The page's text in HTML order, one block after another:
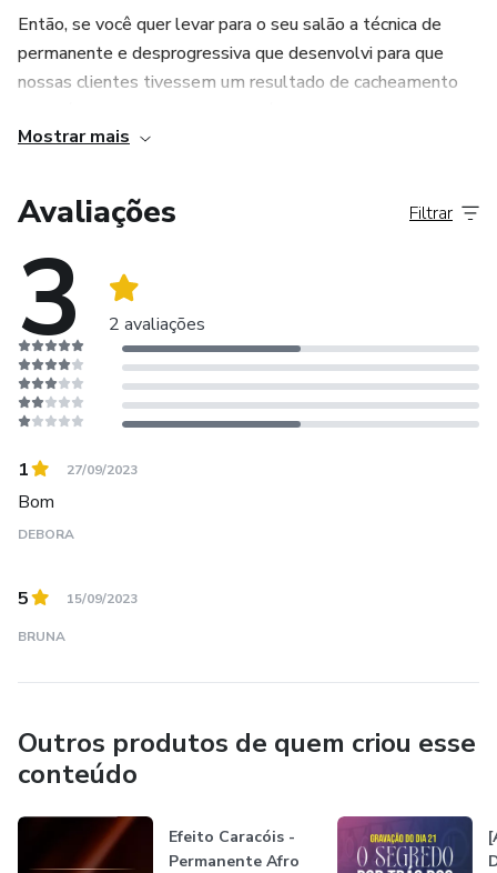
Então, se você quer levar para o seu salão a técnica de
permanente e desprogressiva que desenvolvi para que
nossas clientes tivessem um resultado de cacheamento
@vanessahairr
Mostrar mais
Avaliações
3 2 avaliações
Filtrar
1 27/09/2023
Bom
DEBORA
5 15/09/2023
BRUNA
Outros produtos de quem criou esse
conteúdo
Efeito Caracóis -
Permanente Afro